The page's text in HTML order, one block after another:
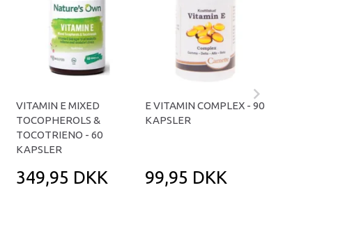
VITAMIN E MIXED
TOCOPHEROLS &
TOCOTRIENO - 60
KAPSLER
349,95 DKK
E VITAMIN COMPLEX - 90
KAPSLER
99,95 DKK